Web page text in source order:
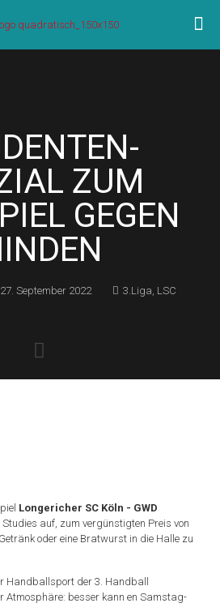
ZUM
GEGEN
27. September 2022 3.Liga, LSC
Longericher SC Köln - GWD
auf, zum vergünstigten Preis von
oder eine Bratwurst in die Halle zu
Handballsport der 3. Handball
Atmosphäre: besser kann en Samstag-